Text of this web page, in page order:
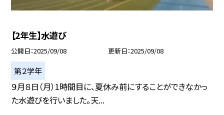
【2年生】水遊び
公開日 2025/09/08 更新日 2025/09/08
第２学年
９月８日（月）1時間目に、夏休み前にすることができなかっ
た水遊びを行いました。天...